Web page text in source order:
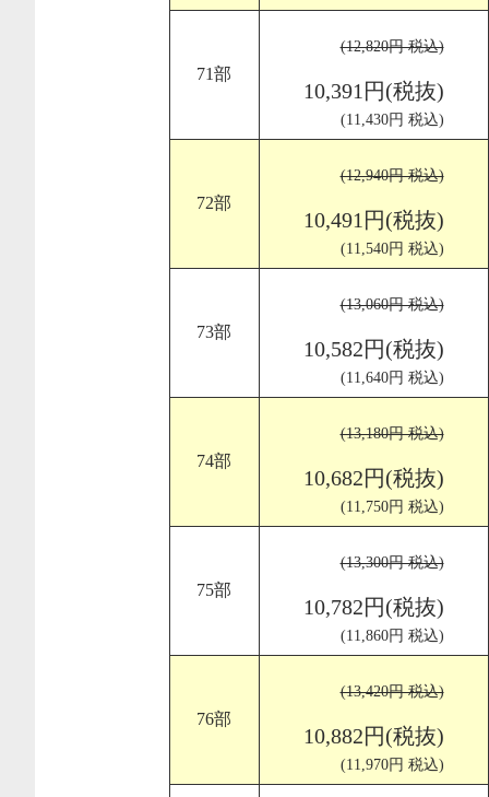
71部
(12,820円 税込)
10,391円(税抜)
(11,430円 税込)
72部
(12,940円 税込)
10,491円(税抜)
(11,540円 税込)
73部
(13,060円 税込)
10,582円(税抜)
(11,640円 税込)
74部
(13,180円 税込)
10,682円(税抜)
(11,750円 税込)
75部
(13,300円 税込)
10,782円(税抜)
(11,860円 税込)
76部
(13,420円 税込)
10,882円(税抜)
(11,970円 税込)